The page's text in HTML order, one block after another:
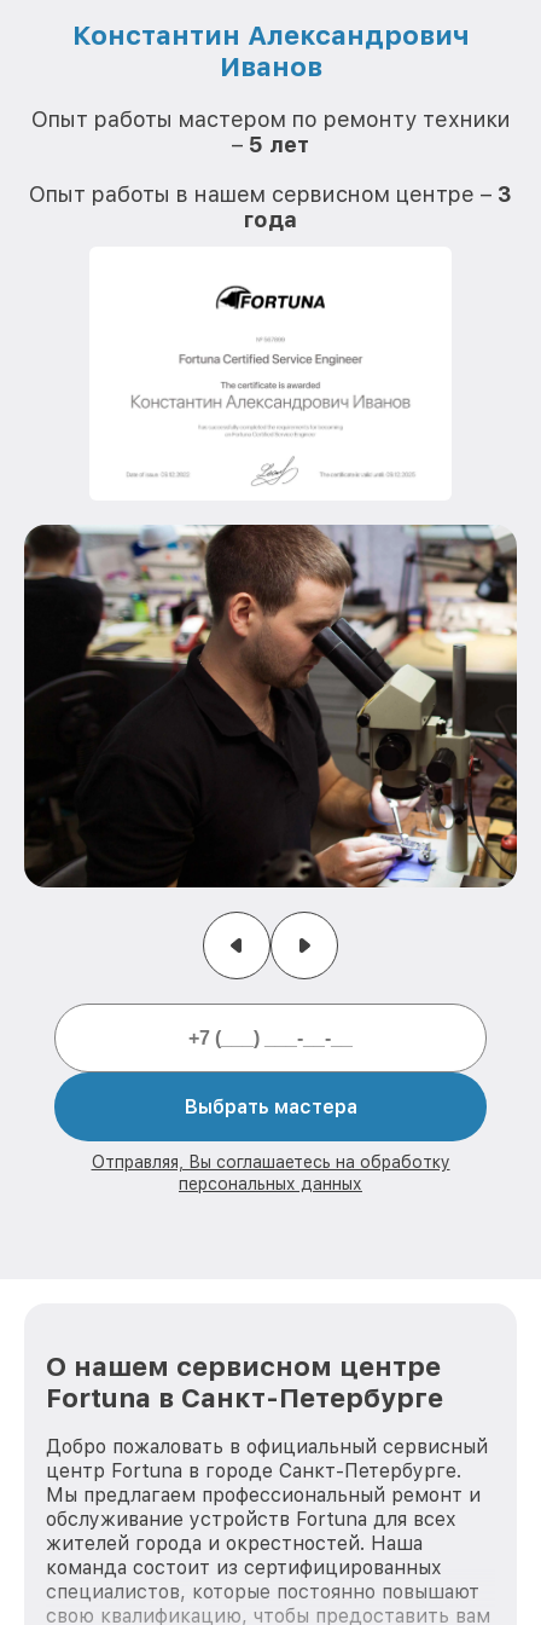
Константин Александрович
Иванов
Опыт работы мастером по ремонту техники
– 5 лет
Опыт работы в нашем сервисном центре – 3
года
Выбрать мастера
Отправляя, Вы соглашаетесь на обработку
персональных данных
О нашем сервисном центре
Fortuna в Санкт-Петербурге
Добро пожаловать в официальный сервисный
центр Fortuna в городе Санкт-Петербурге.
Мы предлагаем профессиональный ремонт и
обслуживание устройств Fortuna для всех
жителей города и окрестностей. Наша
команда состоит из сертифицированных
специалистов, которые постоянно повышают
свою квалификацию, чтобы предоставить вам